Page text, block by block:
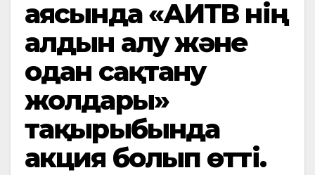
аясында «АИТВ нің
алдын алу және
одан сақтану
жолдары»
тақырыбында
акция болып өтті.